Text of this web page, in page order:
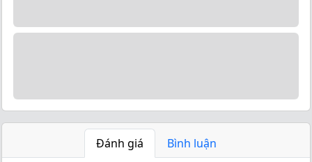
khớp khác , khớp khuỷu tay hoạt động liên tục khi
pháp an toàn để bảo vệ sẽ xảy ra những tình trạng
đáng tiếc, trang bị những phụ kiện bảo vệ cũng là
một trong những điều khả thi nhất .Bó khuỷu tay
AOLIKES MS2 chính hãng là một trong những phụ
Đánh giá Bình luận